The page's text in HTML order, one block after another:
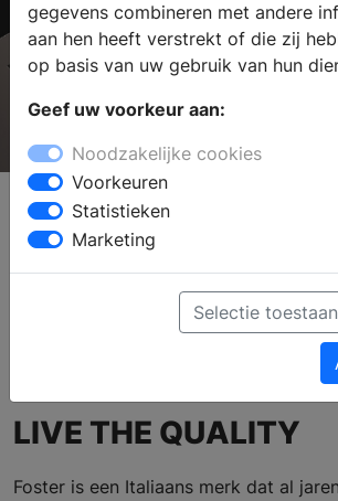
Foster
Profiel
Verkooppunten
Ga naar de website
LIVE THE QUALITY
Foster is een Italiaans merk dat al
gegevens combineren met andere
aan hen heeft verstrekt of die zij
op basis van uw gebruik van hun
Geef uw voorkeur aan:
Noodzakelijke cookies
Voorkeuren
Statistieken
Marketing
Selectie toestaan